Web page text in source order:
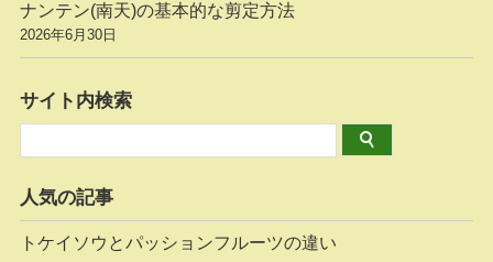
ナンテン(南天)の基本的な剪定方法
2026年6月30日
サイト内検索
人気の記事
トケイソウとパッションフルーツの違い